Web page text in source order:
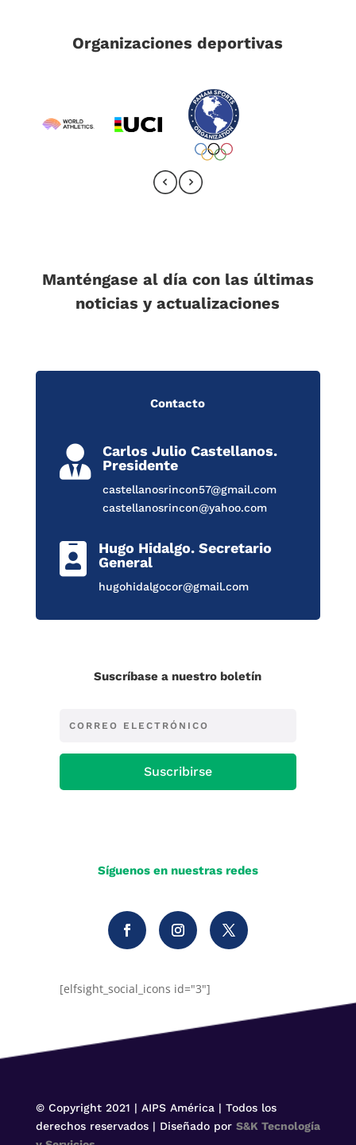
Organizaciones deportivas
Manténgase al día con las últimas
noticias y actualizaciones
Contacto

Carlos Julio Castellanos.
Presidente
castellanosrincon57@gmail.com
castellanosrincon@yahoo.com

Hugo Hidalgo. Secretario
General
hugohidalgocor@gmail.com
Suscríbase a nuestro boletín
Suscribirse
Síguenos en nuestras redes
[elfsight_social_icons id="3"]
© Copyright 2021 | AIPS América | Todos los
derechos reservados | Diseñado por S&K Tecnología